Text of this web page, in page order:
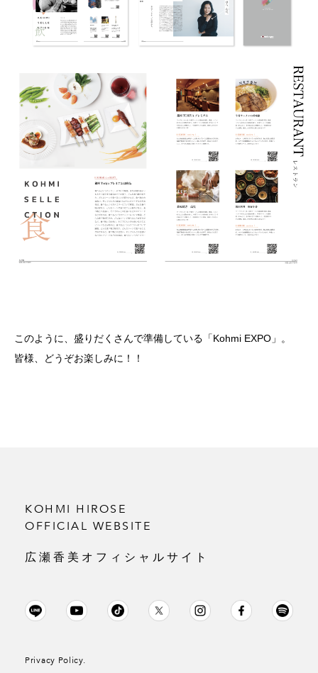
このように、盛りだくさんで準備している「Kohmi EXPO」。
皆様、どうぞお楽しみに！！
KOHMI HIROSE
OFFICIAL WEBSITE
広瀬香美オフィシャルサイト
Privacy Policy.